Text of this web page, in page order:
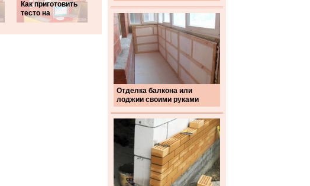
Отделка балкона или
лоджии своими руками
Как приготовить
тесто на